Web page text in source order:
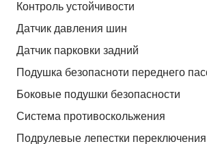
Контроль устойчивости
Датчик давления шин
Датчик парковки задний
Подушка безопасноти переднего
Боковые подушки безопасности
Система противоскольжения
Подрулевые лепестки